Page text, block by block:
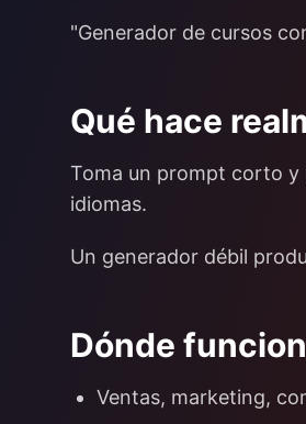
"Generador de cursos
Qué hace
Toma un prompt corto y
idiomas.
Un generador débil
Dónde
Ventas, marketing,